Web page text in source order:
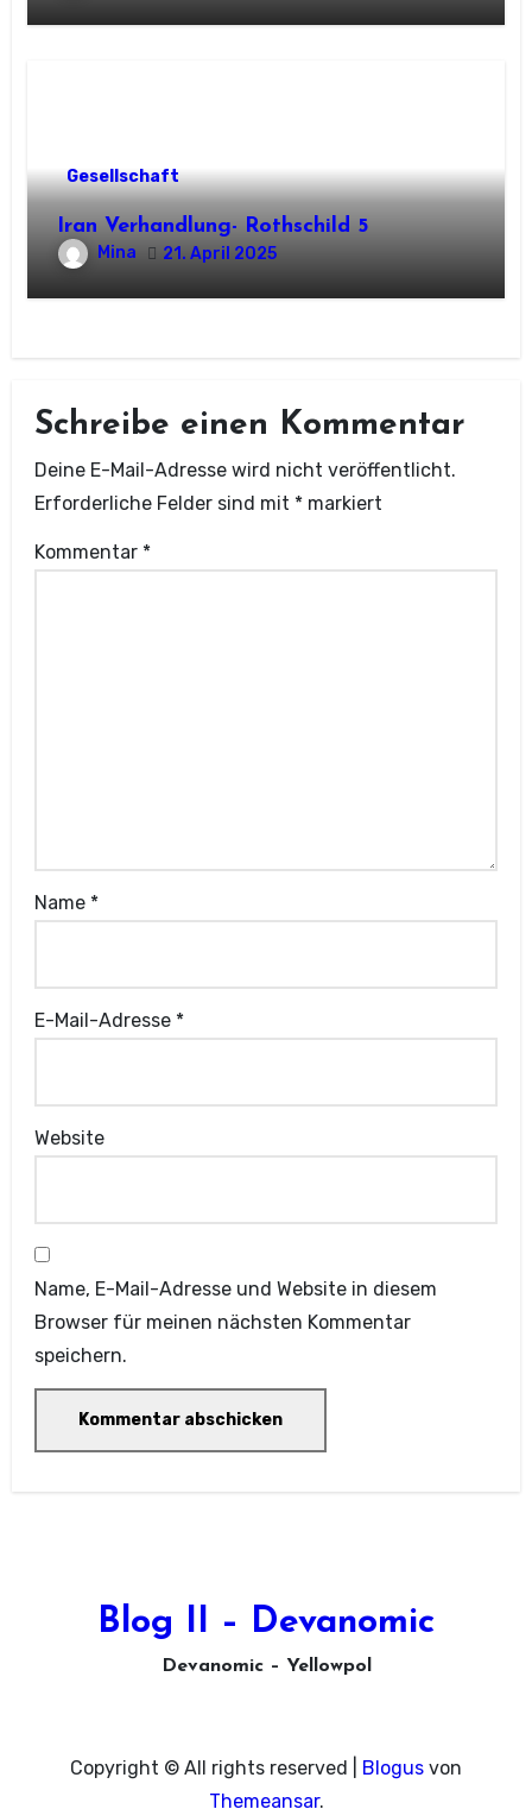
Gesellschaft
Iran Verhandlung- Rothschild 5
Mina 21. April 2025
Schreibe einen Kommentar
Deine E-Mail-Adresse wird nicht veröffentlicht.
Erforderliche Felder sind mit * markiert
Kommentar *
Name *
E-Mail-Adresse *
Website
Name, E-Mail-Adresse und Website in diesem
Browser für meinen nächsten Kommentar
speichern.
Blog II – Devanomic
Devanomic – Yellowpol
Copyright © All rights reserved Blogus von
Themeansar.